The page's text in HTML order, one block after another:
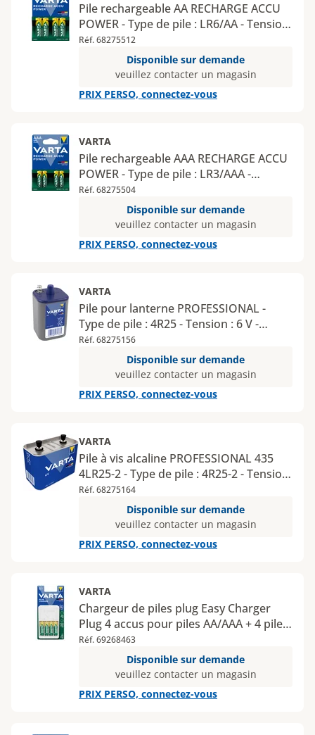
Pile rechargeable AA RECHARGE ACCU
POWER - Type de pile : LR6/AA - Tension
: 1,25 V - Nombre de piles : 4 - Type de
conditionnement : blister
Réf. 68275512
Disponible sur demande
veuillez contacter un magasin
PRIX PERSO, connectez-vous
VARTA
Pile rechargeable AAA RECHARGE ACCU
POWER - Type de pile : LR3/AAA -
Tension : 1,2 V - Nombre de piles : 4 -
Type de conditionnement : blister
Réf. 68275504
Disponible sur demande
veuillez contacter un magasin
PRIX PERSO, connectez-vous
VARTA
Pile pour lanterne PROFESSIONAL -
Type de pile : 4R25 - Tension : 6 V -
Nombre de piles : 1 - Type de
conditionnement : boîte
Réf. 68275156
Disponible sur demande
veuillez contacter un magasin
PRIX PERSO, connectez-vous
VARTA
Pile à vis alcaline PROFESSIONAL 435
4LR25-2 - Type de pile : 4R25-2 - Tension
: 6 V - Nombre de piles : 1 - Type de
conditionnement : boîte
Réf. 68275164
Disponible sur demande
veuillez contacter un magasin
PRIX PERSO, connectez-vous
VARTA
Chargeur de piles plug Easy Charger
Plug 4 accus pour piles AA/AAA + 4 piles
AA incluses
Réf. 69268463
Disponible sur demande
veuillez contacter un magasin
PRIX PERSO, connectez-vous